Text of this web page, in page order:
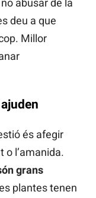
abusar de la
deu a que
Millor
és afegir
o l’amanida.
grans
plantes tenen